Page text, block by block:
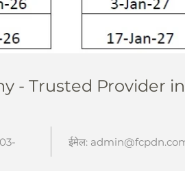
- Trusted Provider
ईमेल: